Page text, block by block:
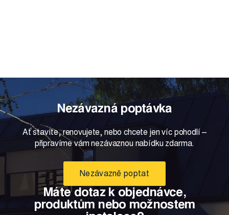
Nezávazná poptávka
Ať stavíte, renovujete, nebo chcete jen víc pohodlí –
připravíme vám nezávaznou nabídku zdarma.
Nezávazně poptat
Máte dotaz k objednávce,
produktům nebo možnostem